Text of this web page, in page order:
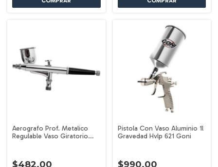
Aerografo Prof. Metalico
Regulable Vaso Giratorio
$482.00
Pistola Con Vaso Aluminio 1l
Gravedad Hvlp 621 Goni
$990.00